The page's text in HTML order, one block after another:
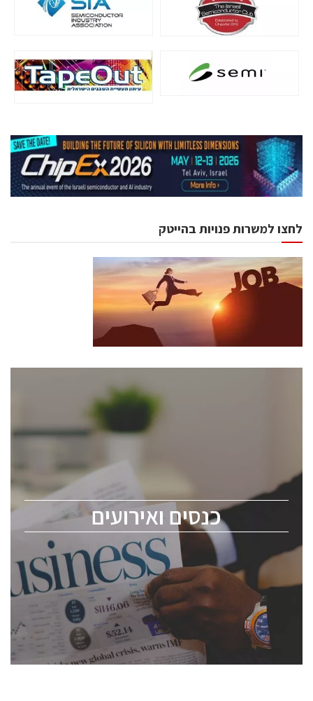
לחצו למשרות פנויות בהייטק
כנסים ואירועים
כנסים ואירועים
לכל העוסקים בתעשיית הסמיקונדקטור כולל מהנדסים,
ChipEx2026 will be held on May 12-13, 2026. The
conference is intended for everyone involved in the
semiconductor industry, including engineers,
professional experts, and senior executives.
לחץ לפרטים